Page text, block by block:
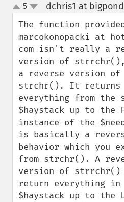
up
down
5 dchris1 at
The function
marcokonopacki at
com isn't really a
version of
a reverse version of
strchr(). It returns
everything from the
$haystack up to the
instance of the
is basically a
behavior which you
from strchr(). A
version of strrchr()
return everything in
$haystack up to the